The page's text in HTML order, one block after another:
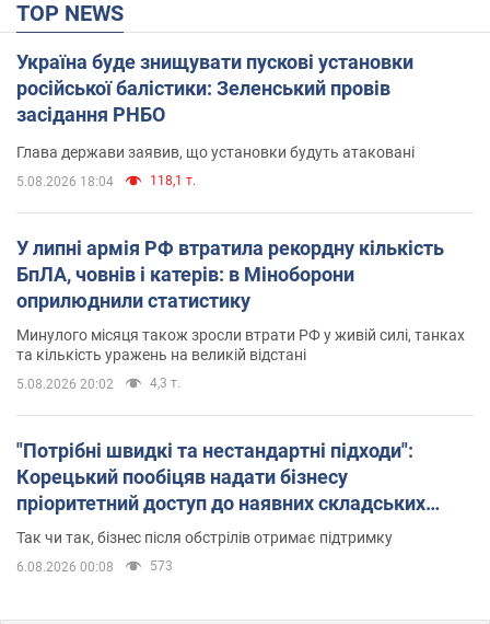
TOP NEWS
Україна буде знищувати пускові установки
російської балістики: Зеленський провів
засідання РНБО
Глава держави заявив, що установки будуть атаковані
5.08.2026 18:04 118,1 т.
У липні армія РФ втратила рекордну кількість
БпЛА, човнів і катерів: в Міноборони
оприлюднили статистику
Минулого місяця також зросли втрати РФ у живій силі, танках
та кількість уражень на великій відстані
5.08.2026 20:02 4,3 т.
"Потрібні швидкі та нестандартні підходи":
Корецький пообіцяв надати бізнесу
пріоритетний доступ до наявних складських
приміщень
Так чи так, бізнес після обстрілів отримає підтримку
6.08.2026 00:08 573